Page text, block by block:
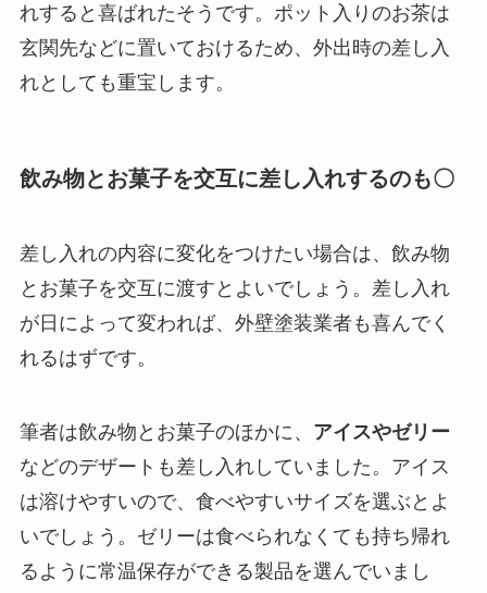
れすると喜ばれたそうです。ポット入りのお茶は
玄関先などに置いておけるため、外出時の差し入
れとしても重宝します。
飲み物とお菓子を交互に差し入れするのも〇
差し入れの内容に変化をつけたい場合は、飲み物
とお菓子を交互に渡すとよいでしょう。差し入れ
が日によって変われば、外壁塗装業者も喜んでく
れるはずです。
筆者は飲み物とお菓子のほかに、 アイスやゼリー
などのデザートも差し入れしていました。アイス
は溶けやすいので、食べやすいサイズを選ぶとよ
いでしょう。ゼリーは食べられなくても持ち帰れ
るように常温保存ができる製品を選んでいまし